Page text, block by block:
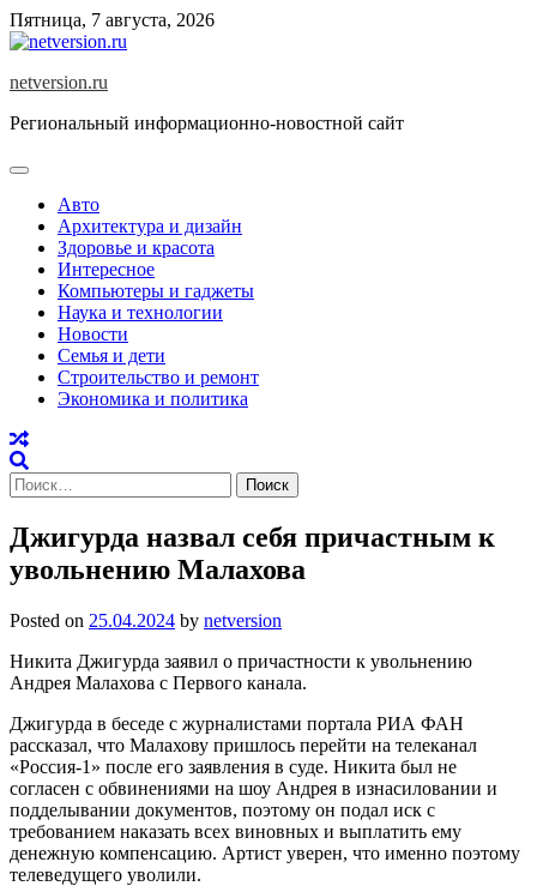
Skip
to
Пятница, 7 августа, 2026
netversion.ru
Региональный информационно-новостной сайт
Авто
Архитектура и дизайн
Здоровье и красота
Интересное
Компьютеры и гаджеты
Наука и технологии
Новости
Семья и дети
Строительство и ремонт
Экономика и политика
Найти:
Джигурда назвал себя причастным к
увольнению Малахова
Posted on 25.04.2024 by netversion
Никита Джигурда заявил о причастности к увольнению
Андрея Малахова с Первого канала.
Джигурда в беседе с журналистами портала РИА ФАН
рассказал, что Малахову пришлось перейти на телеканал
«Россия-1» после его заявления в суде. Никита был не
согласен с обвинениями на шоу Андрея в изнасиловании и
подделывании документов, поэтому он подал иск с
требованием наказать всех виновных и выплатить ему
денежную компенсацию. Артист уверен, что именно поэтому
телеведущего уволили.